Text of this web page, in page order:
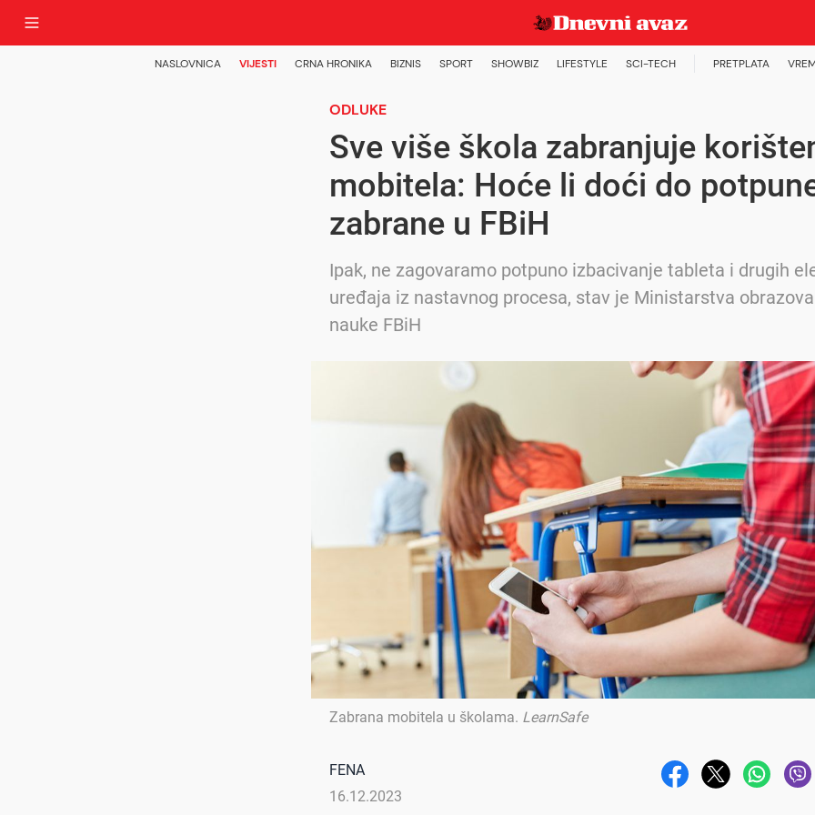
NASLOVNICA VIJESTI CRNA HRONIKA BIZNIS SPORT SHOWBIZ LIFESTYLE SCI-TECH PRETPLATA
ODLUKE
Sve više škola zabranjuje
mobitela: Hoće li doći do
zabrane u FBiH
Ipak, ne zagovaramo potpuno izbacivanje tableta i drugih
uređaja iz nastavnog procesa, stav je Ministarstva
nauke FBiH
Zabrana mobitela u školama. LearnSafe
FENA
16.12.2023